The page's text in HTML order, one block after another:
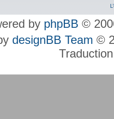
by phpBB ©
designBB Team ©